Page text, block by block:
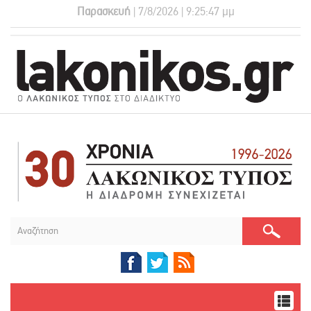
Παρασκευή | 7/8/2026 | 9:25:48 μμ